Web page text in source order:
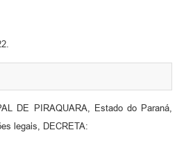
DE PIRAQUARA, Estado do Paraná,
legais, DECRETA: